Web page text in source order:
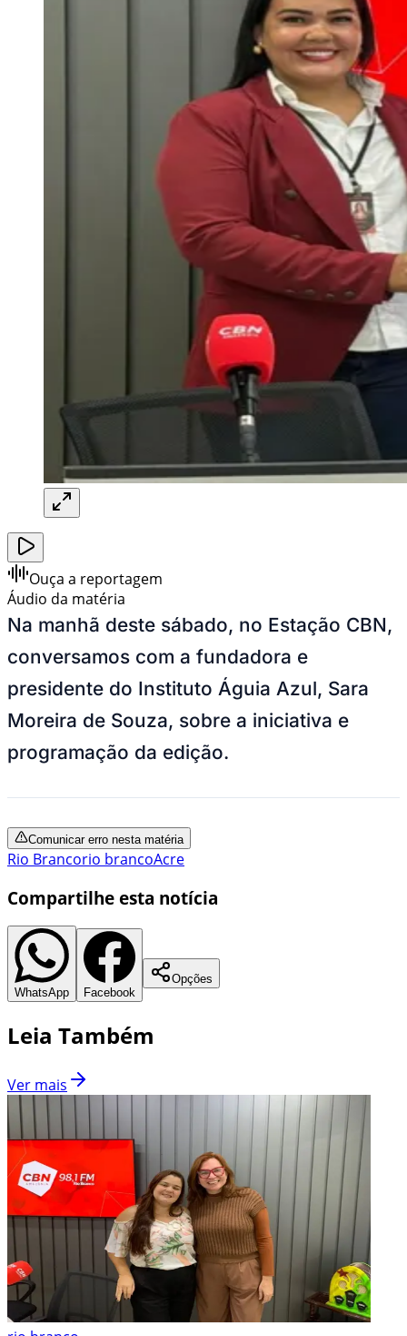
Ouça a reportagem
Áudio da matéria
Na manhã deste sábado, no Estação CBN,
conversamos com a fundadora e
presidente do Instituto Águia Azul, Sara
Moreira de Souza, sobre a iniciativa e
programação da edição.
Comunicar erro nesta matéria
Rio Brancorio brancoAcre
Compartilhe esta notícia
WhatsApp Facebook
Opções
Leia Também
Ver mais